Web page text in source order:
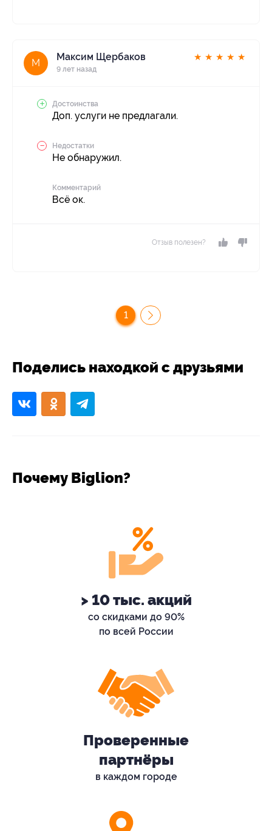
М
Максим Щербаков
9 лет назад
★ ★ ★ ★ ★
Достоинства
Доп. услуги не предлагали.
Недостатки
Не обнаружил.
Комментарий
Всё ок.
Отзыв полезен?
1
Поделись находкой с друзьями
Почему Biglion?
> 10 тыс. акций
со скидками до 90%
по всей России
Проверенные
партнёры
в каждом городе